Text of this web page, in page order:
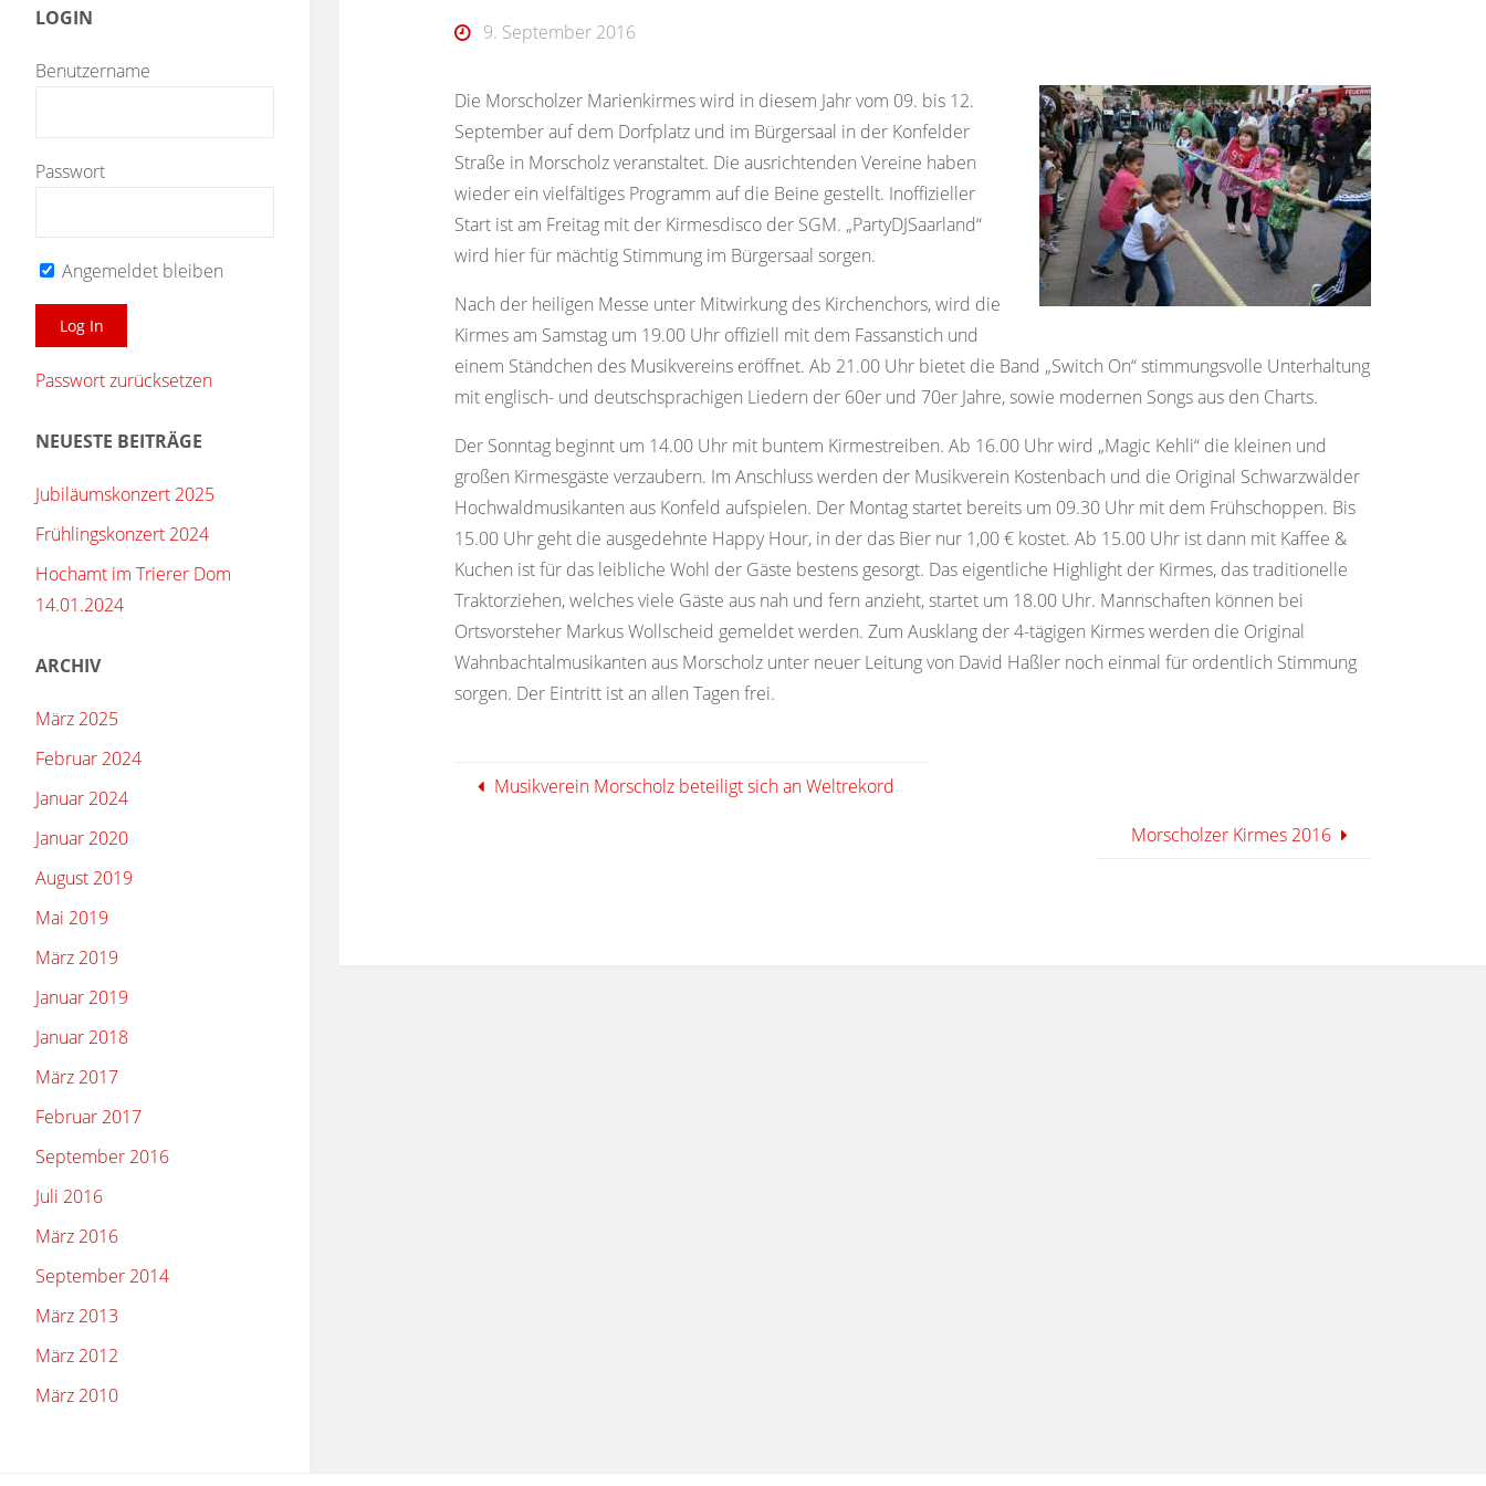
9. September 2016
Die Morscholzer Marienkirmes wird in diesem Jahr vom 09. bis 12.
September auf dem Dorfplatz und im Bürgersaal in der Konfelder
Straße in Morscholz veranstaltet. Die ausrichtenden Vereine haben
wieder ein vielfältiges Programm auf die Beine gestellt. Inoffizieller
Start ist am Freitag mit der Kirmesdisco der SGM. „PartyDJSaarland“
wird hier für mächtig Stimmung im Bürgersaal sorgen.
Nach der heiligen Messe unter Mitwirkung des Kirchenchors, wird die
Kirmes am Samstag um 19.00 Uhr offiziell mit dem Fassanstich und
einem Ständchen des Musikvereins eröffnet. Ab 21.00 Uhr bietet die Band „Switch On“ stimmungsvolle Unterhaltung
mit englisch- und deutschsprachigen Liedern der 60er und 70er Jahre, sowie modernen Songs aus den Charts.
Der Sonntag beginnt um 14.00 Uhr mit buntem Kirmestreiben. Ab 16.00 Uhr wird „Magic Kehli“ die kleinen und
großen Kirmesgäste verzaubern. Im Anschluss werden der Musikverein Kostenbach und die Original Schwarzwälder
Hochwaldmusikanten aus Konfeld aufspielen. Der Montag startet bereits um 09.30 Uhr mit dem Frühschoppen. Bis
15.00 Uhr geht die ausgedehnte Happy Hour, in der das Bier nur 1,00 € kostet. Ab 15.00 Uhr ist dann mit Kaffee &
Kuchen ist für das leibliche Wohl der Gäste bestens gesorgt. Das eigentliche Highlight der Kirmes, das traditionelle
Traktorziehen, welches viele Gäste aus nah und fern anzieht, startet um 18.00 Uhr. Mannschaften können bei
Ortsvorsteher Markus Wollscheid gemeldet werden. Zum Ausklang der 4-tägigen Kirmes werden die Original
Wahnbachtalmusikanten aus Morscholz unter neuer Leitung von David Haßler noch einmal für ordentlich Stimmung
sorgen. Der Eintritt ist an allen Tagen frei.
Musikverein Morscholz beteiligt sich an Weltrekord
Morscholzer Kirmes 2016
LOGIN
Benutzername
Passwort
Angemeldet bleiben
Passwort zurücksetzen
NEUESTE BEITRÄGE
Jubiläumskonzert 2025
Frühlingskonzert 2024
Hochamt im Trierer Dom
14.01.2024
ARCHIV
März 2025
Februar 2024
Januar 2024
Januar 2020
August 2019
Mai 2019
März 2019
Januar 2019
Januar 2018
März 2017
Februar 2017
September 2016
Juli 2016
März 2016
September 2014
März 2013
März 2012
März 2010